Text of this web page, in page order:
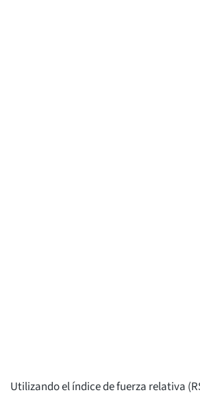
Utilizando el índice de fuerza relativa